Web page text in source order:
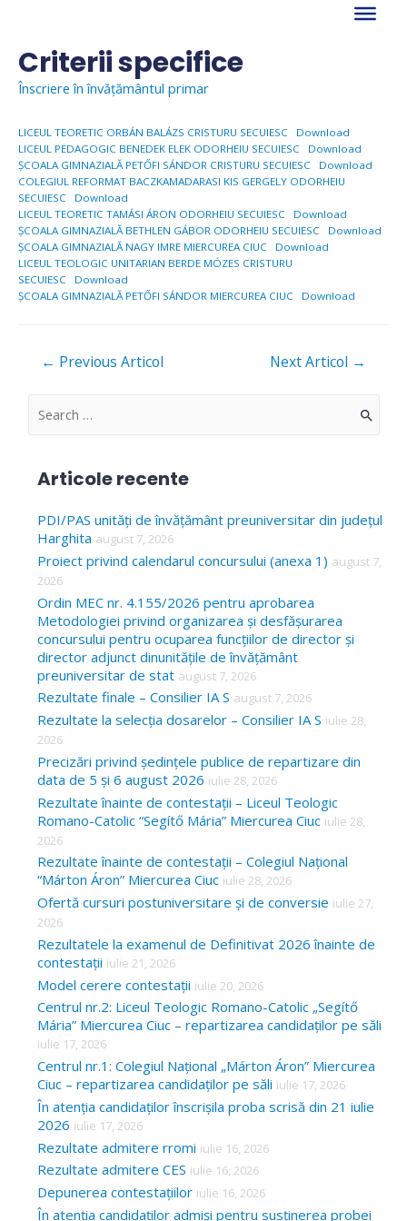
contentCriterii specifice
Înscriere în învățământul primar
LICEUL TEORETIC ORBÁN BALÁZS CRISTURU SECUIESC
Download
LICEUL PEDAGOGIC BENEDEK ELEK ODORHEIU SECUIESC
Download
ŞCOALA GIMNAZIALĂ PETŐFI SÁNDOR CRISTURU SECUIESC
Download
COLEGIUL REFORMAT BACZKAMADARASI KIS GERGELY ODORHEIU
SECUIESC
Download
LICEUL TEORETIC TAMÁSI ÁRON ODORHEIU SECUIESC
Download
ŞCOALA GIMNAZIALĂ BETHLEN GÁBOR ODORHEIU SECUIESC
Download
ŞCOALA GIMNAZIALĂ NAGY IMRE MIERCUREA CIUC
Download
LICEUL TEOLOGIC UNITARIAN BERDE MÓZES CRISTURU
SECUIESC
Download
ŞCOALA GIMNAZIALĂ PETŐFI SÁNDOR MIERCUREA CIUC
Download
Navigare
← Previous Articol Next Articol →
S
c
h
f
o
r
Articole recente
PDI/PAS unități de învățământ preuniversitar din județul
Harghita august 7, 2026
Proiect privind calendarul concursului (anexa 1) august 7,
2026
Ordin MEC nr. 4.155/2026 pentru aprobarea
Metodologiei privind organizarea și desfășurarea
concursului pentru ocuparea funcțiilor de director și
director adjunct dinunitățile de învățământ
preuniversitar de stat august 7, 2026
Rezultate finale – Consilier IA S august 7, 2026
Rezultate la selecția dosarelor – Consilier IA S iulie 28,
2026
Precizări privind ședințele publice de repartizare din
data de 5 și 6 august 2026 iulie 28, 2026
Rezultate înainte de contestații – Liceul Teologic
Romano-Catolic “Segítő Mária” Miercurea Ciuc iulie 28,
2026
Rezultate înainte de contestații – Colegiul Național
“Márton Áron” Miercurea Ciuc iulie 28, 2026
Ofertă cursuri postuniversitare și de conversie iulie 27,
2026
Rezultatele la examenul de Definitivat 2026 înainte de
contestații iulie 21, 2026
Model cerere contestații iulie 20, 2026
Centrul nr.2: Liceul Teologic Romano-Catolic „Segítő
Mária” Miercurea Ciuc – repartizarea candidaților pe săli
iulie 17, 2026
Centrul nr.1: Colegiul Național „Márton Áron” Miercurea
Ciuc – repartizarea candidaților pe săli iulie 17, 2026
În atenția candidaților înscrișila proba scrisă din 21 iulie
2026 iulie 17, 2026
Rezultate admitere rromi iulie 16, 2026
Rezultate admitere CES iulie 16, 2026
Depunerea contestațiilor iulie 16, 2026
În atenția candidaților admiși pentru susținerea probei